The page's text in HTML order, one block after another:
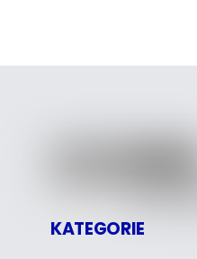
KATEGORIE